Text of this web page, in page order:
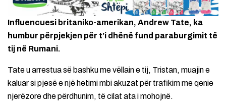
Influencuesi britaniko-amerikan, Andrew Tate, ka
humbur përpjekjen për t’i dhënë fund paraburgimit të
tij në Rumani.
Tate u arrestua së bashku me vëllain e tij, Tristan, muajin e
kaluar si pjesë e një hetimi mbi akuzat për trafikim me qenie
njerëzore dhe përdhunim, të cilat ata i mohojnë.